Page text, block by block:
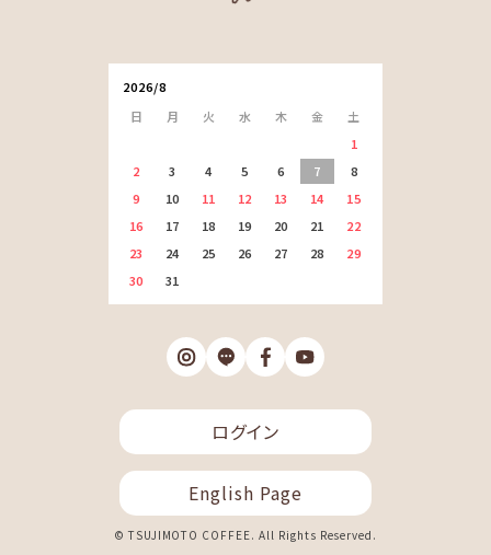
2026/8
日
月 火 水 木 金
土
1
2
3 4 5 6 7
8
9
10 11 12 13 14
15
16
17 18 19 20 21
22
23
24 25 26 27 28
29
30
31
ログイン
English Page
© TSUJIMOTO COFFEE. All Rights Reserved.